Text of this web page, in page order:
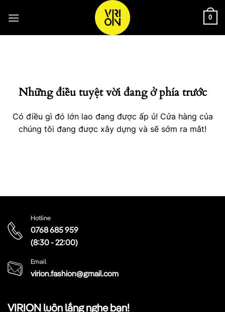
qua
0
Những điều tuyệt vời đang ở phía trước
Có điều gì đó lớn lao đang được ấp ủ! Cửa hàng của
chúng tôi đang được xây dựng và sẽ sớm ra mắt!
VIRION luôn lắng nghe bạn!
Hotline
0768 685 959
(8:30 - 22:00)
Email
virion.fashion@gmail.com